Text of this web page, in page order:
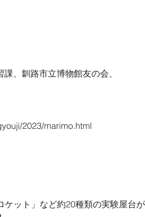
、釧路市立博物館友の会、
2023/marimo.html
ケット」など約20種類の実験屋台が